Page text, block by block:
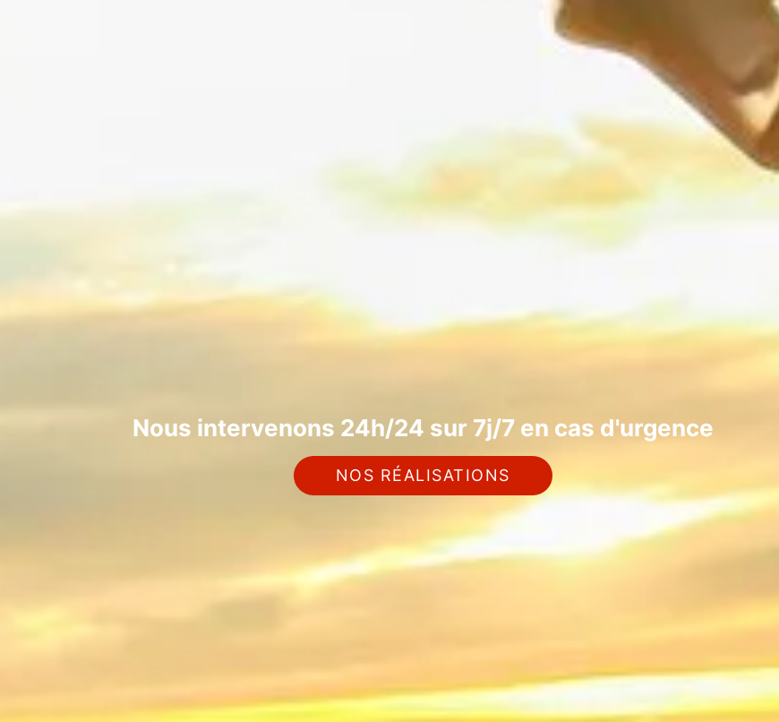
Nous intervenons 24h/24 sur 7j/7 en cas d'urgence
NOS RÉALISATIONS